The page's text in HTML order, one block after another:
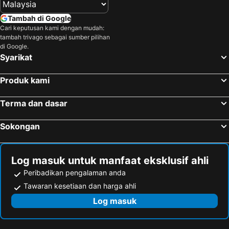
Tambah di Google
Cari keputusan kami dengan mudah:
tambah trivago sebagai sumber pilihan
di Google.
Syarikat
Produk kami
Terma dan dasar
Sokongan
Log masuk untuk manfaat eksklusif ahli
Peribadikan pengalaman anda
Tawaran kesetiaan dan harga ahli
Log masuk